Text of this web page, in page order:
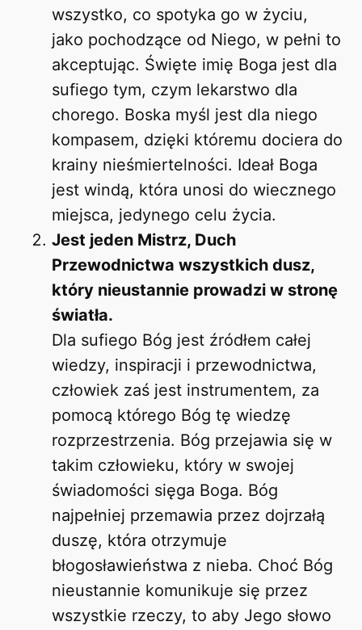
wszystko, co spotyka go w życiu,
jako pochodzące od Niego, w pełni to
akceptując. Święte imię Boga jest dla
sufiego tym, czym lekarstwo dla
chorego. Boska myśl jest dla niego
kompasem, dzięki któremu dociera do
krainy nieśmiertelności. Ideał Boga
jest windą, która unosi do wiecznego
miejsca, jedynego celu życia.
Jest jeden Mistrz, Duch
Przewodnictwa wszystkich dusz,
który nieustannie prowadzi w stronę
światła.
Dla sufiego Bóg jest źródłem całej
wiedzy, inspiracji i przewodnictwa,
człowiek zaś jest instrumentem, za
pomocą którego Bóg tę wiedzę
rozprzestrzenia. Bóg przejawia się w
takim człowieku, który w swojej
świadomości sięga Boga. Bóg
najpełniej przemawia przez dojrzałą
duszę, która otrzymuje
błogosławieństwa z nieba. Choć Bóg
nieustannie komunikuje się przez
wszystkie rzeczy, to aby Jego słowo